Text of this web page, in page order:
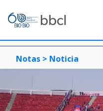
Notas > Noticia